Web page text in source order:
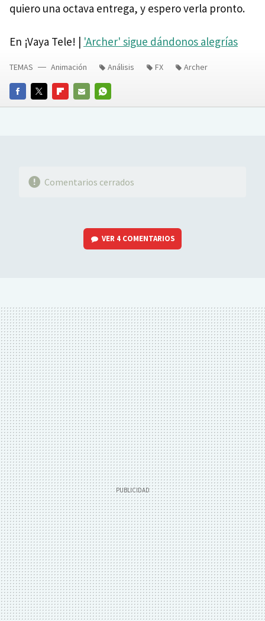
quiero una octava entrega, y espero verla pronto.
En ¡Vaya Tele! | 'Archer' sigue dándonos alegrías
FACEBOOKTWITTERFLIPBOARD
E-
WHATSAPP
TEMAS Animación Análisis FX Archer
Comentarios cerrados
VER 4 COMENTARIOS